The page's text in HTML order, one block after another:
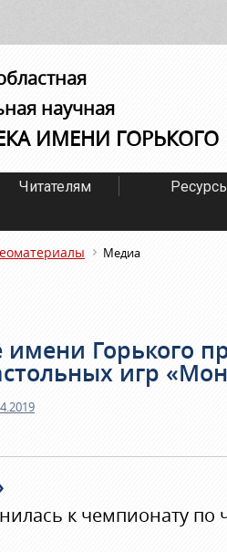
научная
ИМЕНИ ГОРЬКОГО
Читателям
Медиа
имени Горького
игр
к чемпионату по